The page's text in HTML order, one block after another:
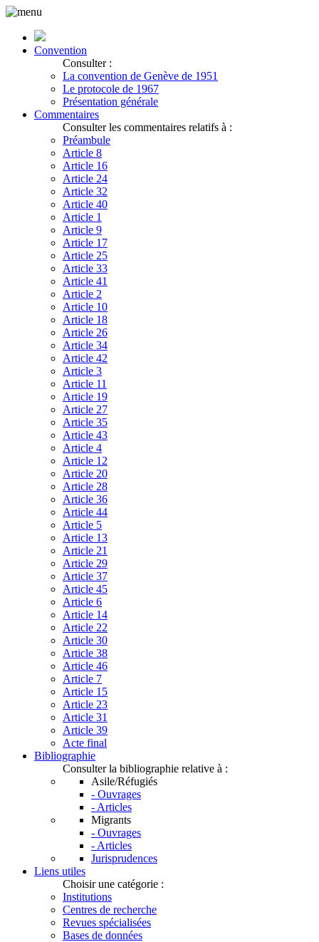
Convention
Consulter :
La convention de Genève de 1951
Le protocole de 1967
Présentation générale
Commentaires
Consulter les commentaires relatifs à :
Préambule
Article 8
Article 16
Article 24
Article 32
Article 40
Article 1
Article 9
Article 17
Article 25
Article 33
Article 41
Article 2
Article 10
Article 18
Article 26
Article 34
Article 42
Article 3
Article 11
Article 19
Article 27
Article 35
Article 43
Article 4
Article 12
Article 20
Article 28
Article 36
Article 44
Article 5
Article 13
Article 21
Article 29
Article 37
Article 45
Article 6
Article 14
Article 22
Article 30
Article 38
Article 46
Article 7
Article 15
Article 23
Article 31
Article 39
Acte final
Bibliographie
Consulter la bibliographie relative à :
Asile/Réfugiés
- Ouvrages
- Articles
Migrants
- Ouvrages
- Articles
Jurisprudences
Liens utiles
Choisir une catégorie :
Institutions
Centres de recherche
Revues spécialisées
Bases de données